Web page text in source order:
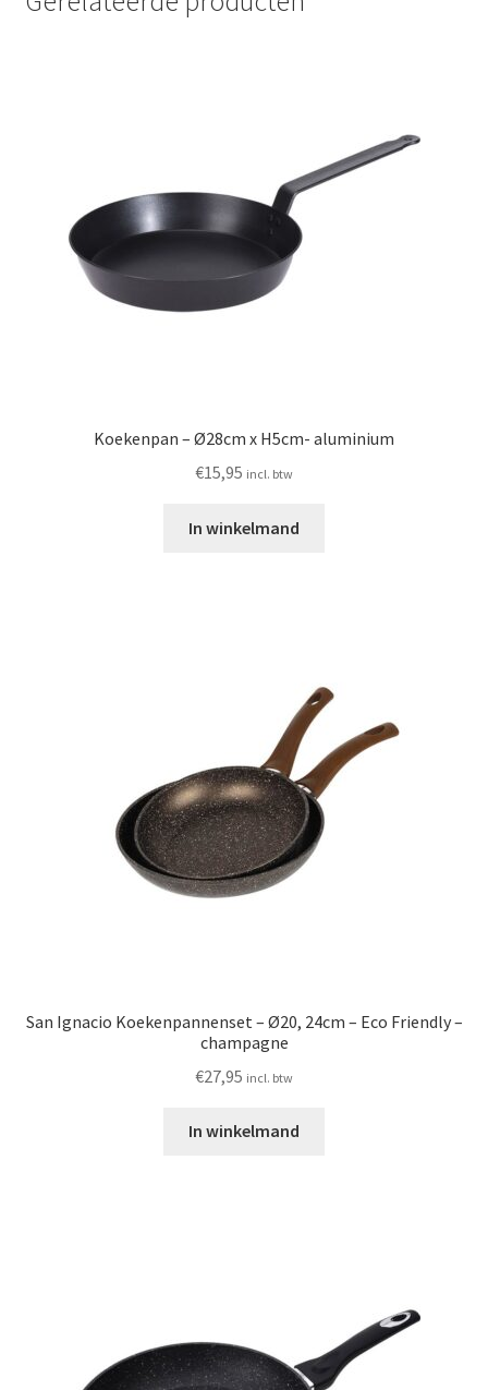
Koekenpan – Ø28cm x H5cm- aluminium
€15,95 incl. btw
In winkelmand
San Ignacio Koekenpannenset – Ø20, 24cm – Eco Friendly –
champagne
€27,95 incl. btw
In winkelmand